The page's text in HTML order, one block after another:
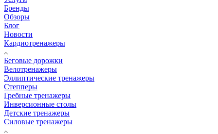
Бренды
Обзоры
Блог
Новости
Кардиотренажеры
Беговые дорожки
Велотренажеры
Эллиптические тренажеры
Степперы
Гребные тренажеры
Инверсионные столы
Детские тренажеры
Силовые тренажеры